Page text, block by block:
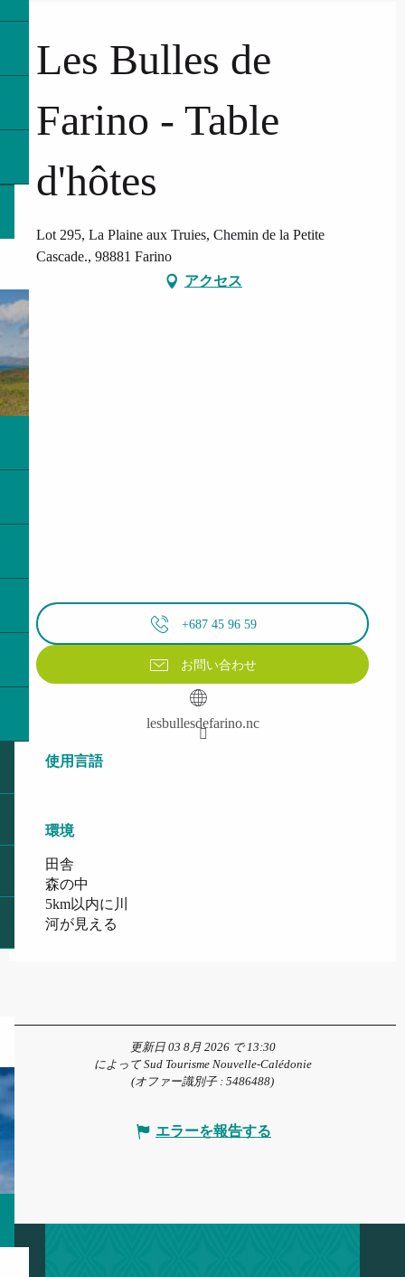
Les Bulles de
Farino - Table
d'hôtes
Lot 295, La Plaine aux Truies, Chemin de la Petite
Cascade., 98881 Farino
アクセス
+687 45 96 59
お問い合わせ
lesbullesdefarino.nc
使用言語
使用言語
環境
環境
田舎
森の中
5km以内に川
河が見える
更新日 03 8月 2026 で 13:30
によって Sud Tourisme Nouvelle-Calédonie
(オファー識別子 : 5486488)
エラーを報告する